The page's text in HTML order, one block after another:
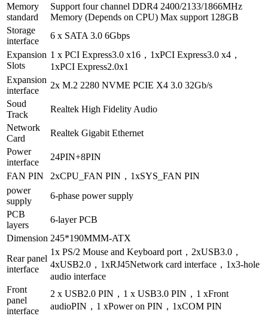
Memory
standard
Support four channel DDR4 2400/2133/1866MHz
Memory (Depends on CPU) Max support 128GB
Storage
interface
6 x SATA 3.0 6Gbps
Expansion
Slots
1 x PCI Express3.0 x16，1xPCI Express3.0 x4，
1xPCI Express2.0x1
Expansion
interface
2x M.2 2280 NVME PCIE X4 3.0 32Gb/s
Soud
Track
Realtek High Fidelity Audio
Network
Card
Realtek Gigabit Ethernet
Power
interface
24PIN+8PIN
FAN PIN
2xCPU_FAN PIN，1xSYS_FAN PIN
power
supply
6-phase power supply
PCB
layers
6-layer PCB
Dimension 245*190MMM-ATX
Rear panel
interface
1x PS/2 Mouse and Keyboard port，2xUSB3.0，
4xUSB2.0，1xRJ45Network card interface，1x3-hole
audio interface
Front
panel
interface
2 x USB2.0 PIN，1 x USB3.0 PIN，1 xFront
audioPIN，1 xPower on PIN，1xCOM PIN